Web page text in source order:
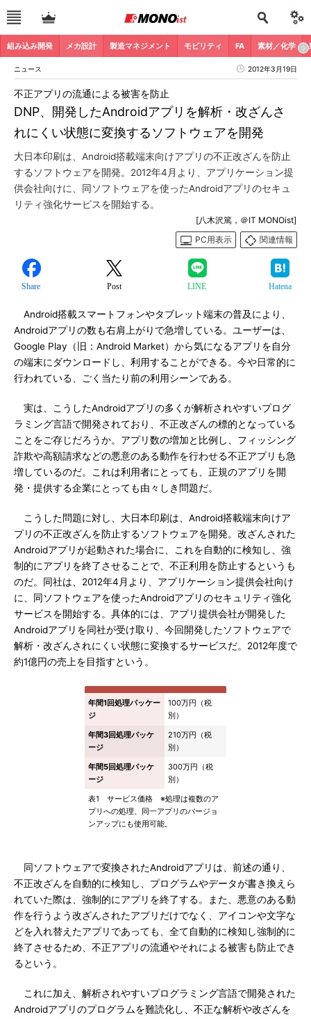
組み込み開発 メカ設計 製造マネジメント モビリティ FA 素材／化学
ニュース 2012年3月19日
DNP、開発したAndroidアプリを解析・改ざんさ
れにくい状態に変換するソフトウェアを開発
不正アプリの流通による被害を防止
大日本印刷は、Android搭載端末向けアプリの不正改ざんを防止
するソフトウェアを開発。2012年4月より、アプリケーション提
供会社向けに、同ソフトウェアを使ったAndroidアプリのセキュ
リティ強化サービスを開始する。
[八木沢篤，＠IT MONOist]
PC用表示
関連情報
Share Post LINE Hatena
Android搭載スマートフォンやタブレット端末の普及により、
Androidアプリの数も右肩上がりで急増している。ユーザーは、
Google Play（旧：Android Market）から気になるアプリを自分
の端末にダウンロードし、利用することができる。今や日常的に
行われている、ごく当たり前の利用シーンである。
実は、こうしたAndroidアプリの多くが解析されやすいプログ
ラミング言語で開発されており、不正改ざんの標的となっている
ことをご存じだろうか。アプリ数の増加と比例し、フィッシング
詐欺や高額請求などの悪意のある動作を行わせる不正アプリも急
増しているのだ。これは利用者にとっても、正規のアプリを開
発・提供する企業にとっても由々しき問題だ。
こうした問題に対し、大日本印刷は、Android搭載端末向けア
プリの不正改ざんを防止するソフトウェアを開発。改ざんされた
Androidアプリが起動された場合に、これを自動的に検知し、強
制的にアプリを終了させることで、不正利用を防止するというも
のだ。同社は、2012年4月より、アプリケーション提供会社向け
に、同ソフトウェアを使ったAndroidアプリのセキュリティ強化
サービスを開始する。具体的には、アプリ提供会社が開発した
Androidアプリを同社が受け取り、今回開発したソフトウェアで
解析・改ざんされにくい状態に変換するサービスだ。2012年度で
約1億円の売上を目指すという。
年間1回処理パッケー
ジ
100万円（税
別）
年間3回処理パッケ
ージ
210万円（税
別）
年間5回処理パッケ
ージ
300万円（税
別）
表1 サービス価格 ※処理は複数のア
プリへの処理、同一アプリのバージョ
ンアップにも使用可能。
同ソフトウェアで変換されたAndroidアプリは、前述の通り、
不正改ざんを自動的に検知し、プログラムやデータが書き換えら
れていた際は、強制的にアプリを終了する。また、悪意のある動
作を行うよう改ざんされたアプリだけでなく、アイコンや文字な
どを入れ替えたアプリであっても、全て自動的に検知し強制的に
終了させるため、不正アプリの流通やそれによる被害も防止でき
るという。
これに加え、解析されやすいプログラミング言語で開発された
Androidアプリのプログラムを難読化し、不正な解析や改ざんを